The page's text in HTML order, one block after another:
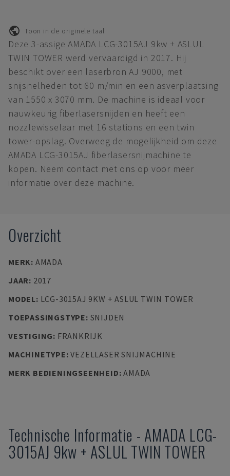
Toon in de originele taal
Deze 3-assige AMADA LCG-3015AJ 9kw + ASLUL
TWIN TOWER werd vervaardigd in 2017. Hij
beschikt over een laserbron AJ 9000, met
snijsnelheden tot 60 m/min en een asverplaatsing
van 1550 x 3070 mm. De machine is ideaal voor
nauwkeurig fiberlasersnijden en heeft een
nozzlewisselaar met 16 stations en een twin
tower-opslag. Overweeg de mogelijkheid om deze
AMADA LCG-3015AJ fiberlasersnijmachine te
kopen. Neem contact met ons op voor meer
informatie over deze machine.
Overzicht
MERK: AMADA
JAAR: 2017
MODEL: LCG-3015AJ 9KW + ASLUL TWIN TOWER
TOEPASSINGSTYPE: SNIJDEN
VESTIGING: FRANKRIJK
MACHINETYPE:VEZELLASER SNIJMACHINE
MERK BEDIENINGSEENHEID:AMADA
Technische Informatie - AMADA LCG-
3015AJ 9kw + ASLUL TWIN TOWER